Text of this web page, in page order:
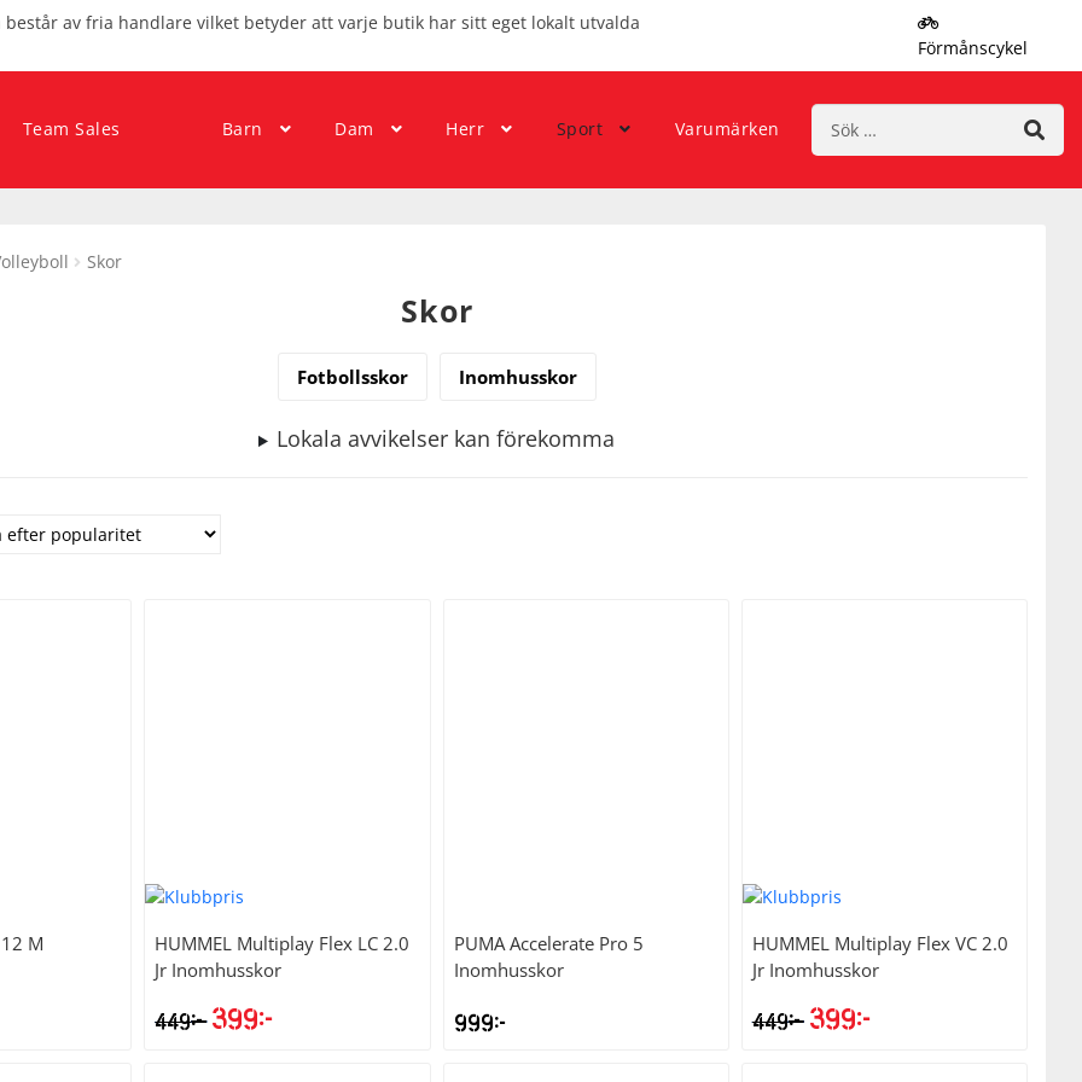
består av fria handlare vilket betyder att varje butik har sitt eget lokalt utvalda
Förmånscykel
Team Sales Barn Dam Herr Sport Varumärken
Sök
efter:
Skor
Skor
Fotbollsskor Inomhusskor
Lokala avvikelser kan förekomma
M
HUMMEL Multiplay Flex LC 2.0
Jr Inomhusskor
449kr399kr
PUMA Accelerate Pro 5
Inomhusskor
999kr
HUMMEL Multiplay Flex VC 2.0
Jr Inomhusskor
449kr 399kr